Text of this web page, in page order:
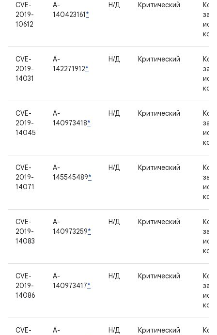
CVE-
2019-
10612
A-
140423161*
Н/Д Критический
CVE-
2019-
14031
A-
142271912*
Н/Д Критический
CVE-
2019-
14045
A-
140973418*
Н/Д Критический
CVE-
2019-
14071
A-
145545489*
Н/Д Критический
CVE-
2019-
14083
A-
140973259*
Н/Д Критический
CVE-
2019-
14086
A-
140973417*
Н/Д Критический
CVE-
A-
Н/Д Критический